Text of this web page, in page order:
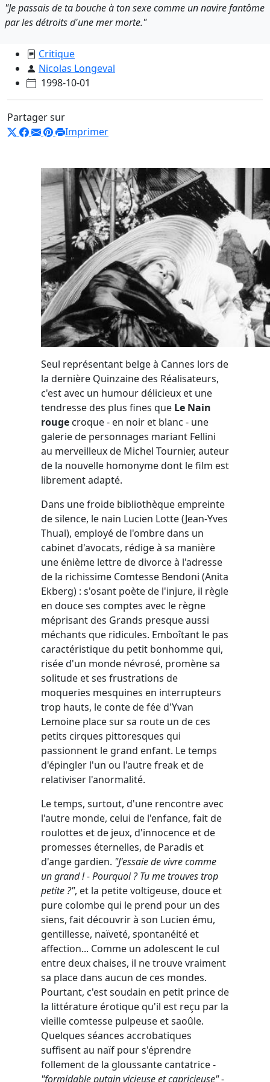
"Je passais de ta bouche à ton sexe comme un navire fantôme
par les détroits d'une mer morte."
Critique
Nicolas Longeval
1998-10-01
Partager sur
Imprimer
Seul représentant belge à Cannes lors de
la dernière Quinzaine des Réalisateurs,
c'est avec un humour délicieux et une
tendresse des plus fines que Le Nain
rouge croque - en noir et blanc - une
galerie de personnages mariant Fellini
au merveilleux de Michel Tournier, auteur
de la nouvelle homonyme dont le film est
librement adapté.
Dans une froide bibliothèque empreinte
de silence, le nain Lucien Lotte (Jean-Yves
Thual), employé de l'ombre dans un
cabinet d'avocats, rédige à sa manière
une énième lettre de divorce à l'adresse
de la richissime Comtesse Bendoni (Anita
Ekberg) : s'osant poète de l'injure, il règle
en douce ses comptes avec le règne
méprisant des Grands presque aussi
méchants que ridicules. Emboîtant le pas
caractéristique du petit bonhomme qui,
risée d'un monde névrosé, promène sa
solitude et ses frustrations de
moqueries mesquines en interrupteurs
trop hauts, le conte de fée d'Yvan
Lemoine place sur sa route un de ces
petits cirques pittoresques qui
passionnent le grand enfant. Le temps
d'épingler l'un ou l'autre freak et de
relativiser l'anormalité.
Le temps, surtout, d'une rencontre avec
l'autre monde, celui de l'enfance, fait de
roulottes et de jeux, d'innocence et de
promesses éternelles, de Paradis et
d'ange gardien. "J'essaie de vivre comme
un grand ! - Pourquoi ? Tu me trouves trop
petite ?", et la petite voltigeuse, douce et
pure colombe qui le prend pour un des
siens, fait découvrir à son Lucien ému,
gentillesse, naïveté, spontanéité et
affection... Comme un adolescent le cul
entre deux chaises, il ne trouve vraiment
sa place dans aucun de ces mondes.
Pourtant, c'est soudain en petit prince de
la littérature érotique qu'il est reçu par la
vieille comtesse pulpeuse et saoûle.
Quelques séances accrobatiques
suffisent au naïf pour s'éprendre
follement de la gloussante cantatrice -
"formidable putain vicieuse et capricieuse"-